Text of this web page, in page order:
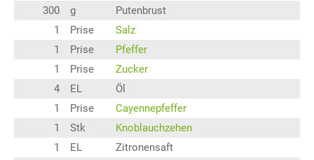
300
g
Putenbrust
1
Prise
Salz
1
Prise
Pfeffer
1
Prise
Zucker
4
EL
Öl
1
Prise
Cayennepfeffer
1
Stk
Knoblauchzehen
1
EL
Zitronensaft